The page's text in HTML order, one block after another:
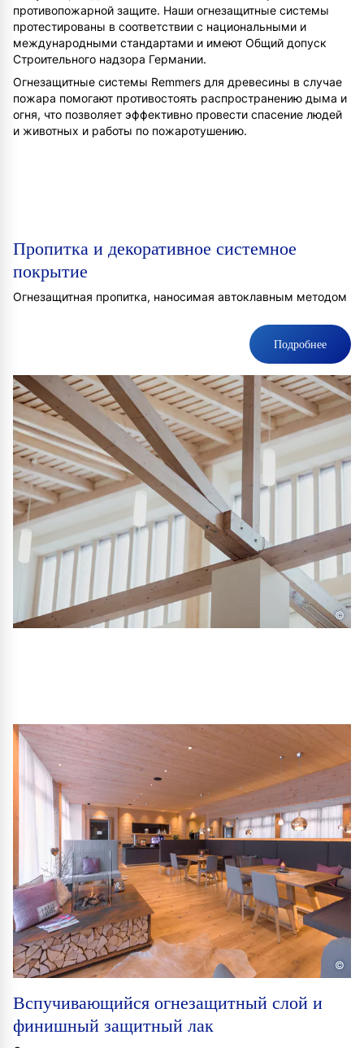
противопожарной защите. Наши огнезащитные системы
протестированы в соответствии с национальными и
международными стандартами и имеют Общий допуск
Строительного надзора Германии.
Огнезащитные системы Remmers для древесины в случае
пожара помогают противостоять распространению дыма и
огня, что позволяет эффективно провести спасение людей
и животных и работы по пожаротушению.
Пропитка и декоративное системное
покрытие
Огнезащитная пропитка, наносимая автоклавным методом
Подробнее
©
Вспучивающийся огнезащитный слой и
финишный защитный лак
©